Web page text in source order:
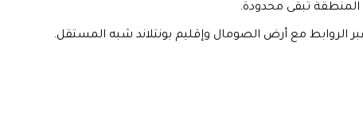
المنطقة تبقى محدودة.
الروابط مع أرض الصومال وإقليم بونتلاند شبه المستقل.